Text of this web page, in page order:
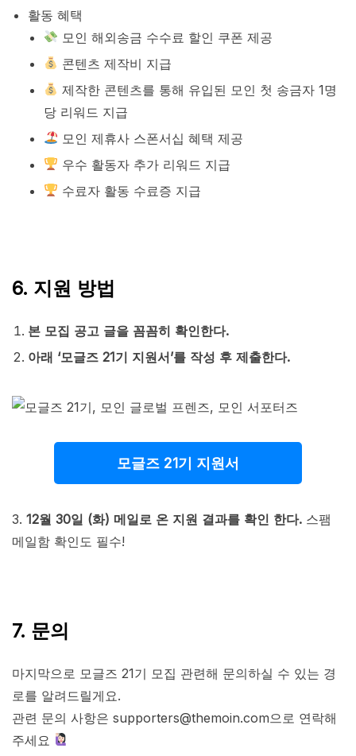
활동 혜택
모인 해외송금 수수료 할인 쿠폰 제공
콘텐츠 제작비 지급
제작한 콘텐츠를 통해 유입된 모인 첫 송금자 1명
당 리워드 지급
모인 제휴사 스폰서십 혜택 제공
우수 활동자 추가 리워드 지급
수료자 활동 수료증 지급
6. 지원 방법
본 모집 공고 글을 꼼꼼히 확인한다.
아래 ‘모글즈 21기 지원서’를 작성 후 제출한다.
모글즈 21기 지원서
3. 12월 30일 (화) 메일로 온 지원 결과를 확인 한다. 스팸
메일함 확인도 필수!
7. 문의
마지막으로 모글즈 21기 모집 관련해 문의하실 수 있는 경
로를 알려드릴게요.
관련 문의 사항은 supporters@themoin.com으로 연락해
주세요